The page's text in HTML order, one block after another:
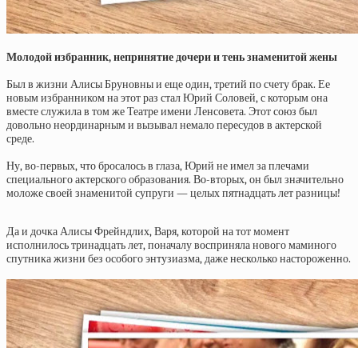
Молодой избранник, непринятие дочери и тень знаменитой жены
Был в жизни Алисы Бруновны и еще один, третий по счету брак. Ее
новым избранником на этот раз стал Юрий Соловей, с которым она
вместе служила в том же Театре имени Ленсовета. Этот союз был
довольно неординарным и вызывал немало пересудов в актерской
среде.
Ну, во-первых, что бросалось в глаза, Юрий не имел за плечами
специального актерского образования. Во-вторых, он был значительно
моложе своей знаменитой супруги — целых пятнадцать лет разницы!
Да и дочка Алисы Фрейндлих, Варя, которой на тот момент
исполнилось тринадцать лет, поначалу восприняла нового маминого
спутника жизни без особого энтузиазма, даже несколько настороженно.